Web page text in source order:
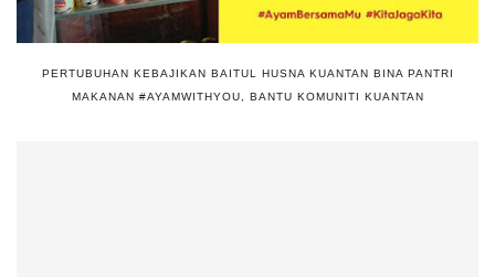
PERTUBUHAN KEBAJIKAN BAITUL HUSNA KUANTAN BINA PANTRI
MAKANAN #AYAMWITHYOU, BANTU KOMUNITI KUANTAN